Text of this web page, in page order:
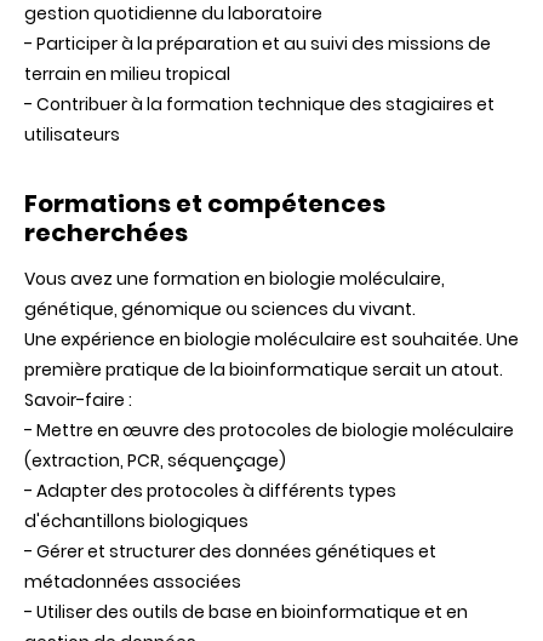
gestion quotidienne du laboratoire
- Participer à la préparation et au suivi des missions de
terrain en milieu tropical
- Contribuer à la formation technique des stagiaires et
utilisateurs
Formations et compétences
recherchées
Vous avez une formation en biologie moléculaire,
génétique, génomique ou sciences du vivant.
Une expérience en biologie moléculaire est souhaitée. Une
première pratique de la bioinformatique serait un atout.
Savoir-faire :
- Mettre en œuvre des protocoles de biologie moléculaire
(extraction, PCR, séquençage)
- Adapter des protocoles à différents types
d'échantillons biologiques
- Gérer et structurer des données génétiques et
métadonnées associées
- Utiliser des outils de base en bioinformatique et en